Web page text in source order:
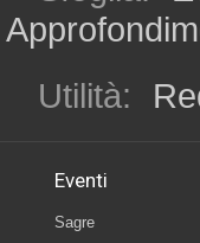
Utilità:
Eventi
Sagre